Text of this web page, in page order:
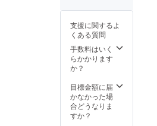
さった
方に限
らせて
いただ
きま
す。
は名刺
サイズ
になり
方に限
いただ
きま
す。
※CF支
援者証
サイズ
になり
ます。
※「お礼
支援に関するよ
くある質問
手数料はいく
らかかります
か？
目標金額に届
かなかった場
合どうなりま
すか？